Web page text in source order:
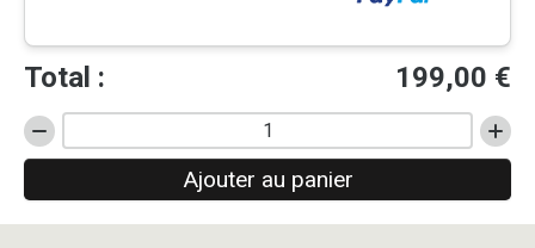
Total : 199,00 €
quantité
de
Quad
Ajouter au panier